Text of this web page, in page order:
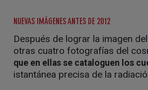
NUEVAS IMÁGENES ANTES DE 2012
Después de lograr la imagen
otras cuatro fotografías del
que en ellas se cataloguen los
istantánea precisa de la